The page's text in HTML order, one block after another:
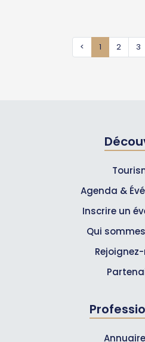
< 1 2 3
Agenda &
Inscrire un
Qui